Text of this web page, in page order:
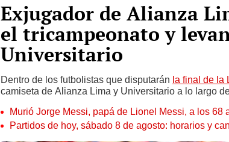
Exjugador de Alianza
el tricampeonato y
Universitario
Dentro de los futbolistas que disputarán la final de la
camiseta de Alianza Lima y Universitario a lo largo
Murió Jorge Messi, papá de Lionel Messi, a los 68
Partidos de hoy, sábado 8 de agosto: horarios y